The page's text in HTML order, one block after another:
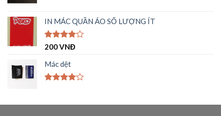
5 sao
IN MÁC QUẦN ÁO SỐ LƯỢNG ÍT
Được
4.005
sao
200VNĐ
Mác dệt
4.005